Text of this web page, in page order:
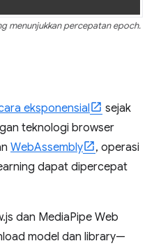
menunjukkan percepatan epoch.
eksponensial
sejak
teknologi browser
WebAssembly
, operasi
dapat dipercepat
dan MediaPipe Web
model dan library—